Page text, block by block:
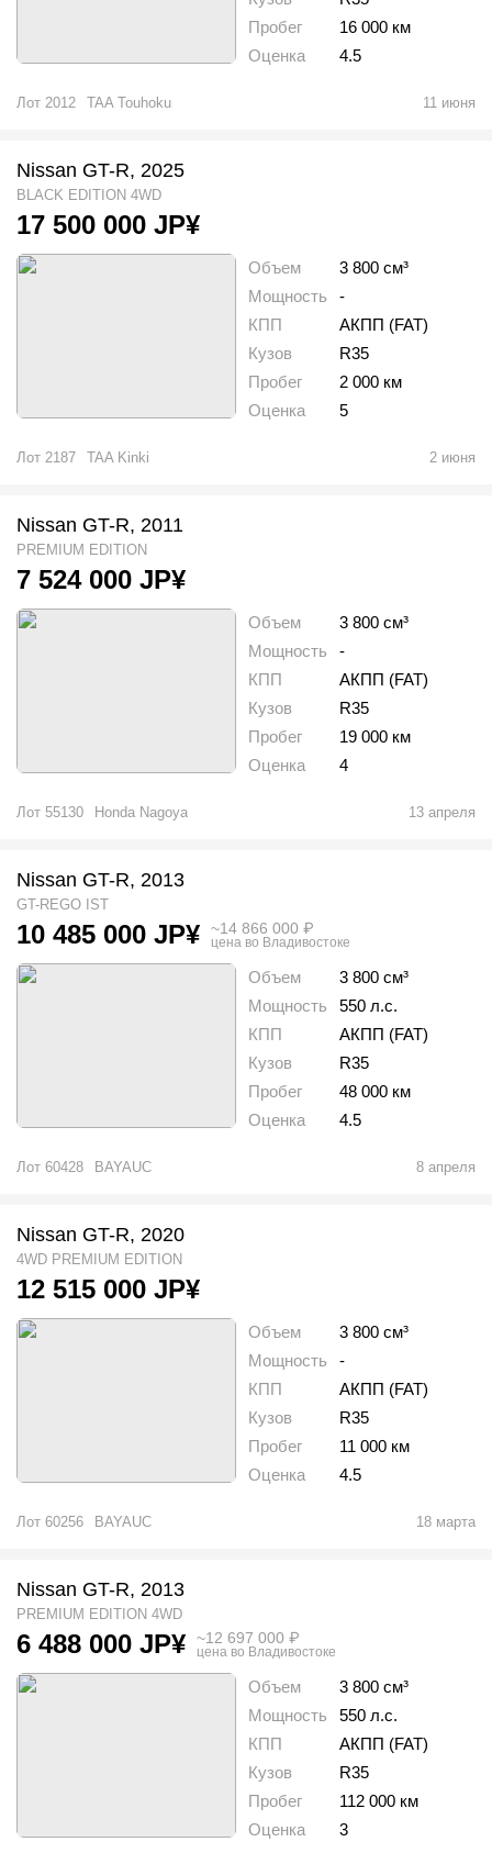
Пробег
16 000 км
Оценка
4.5
Лот 2012 TAA Touhoku 11 июня
Nissan GT-R, 2025
BLACK EDITION 4WD
17 500 000 JP¥
Объем
3 800 см³
Мощность
-
КПП
АКПП (FAT)
Кузов
R35
Пробег
2 000 км
Оценка
5
Лот 2187 TAA Kinki 2 июня
Nissan GT-R, 2011
PREMIUM EDITION
7 524 000 JP¥
Объем
3 800 см³
Мощность
-
КПП
АКПП (FAT)
Кузов
R35
Пробег
19 000 км
Оценка
4
Лот 55130 Honda Nagoya 13 апреля
Nissan GT-R, 2013
GT-REGO IST
10 485 000 JP¥ ~14 866 000 ₽
цена во Владивостоке
Объем
3 800 см³
Мощность
550 л.с.
КПП
АКПП (FAT)
Кузов
R35
Пробег
48 000 км
Оценка
4.5
Лот 60428 BAYAUC 8 апреля
Nissan GT-R, 2020
4WD PREMIUM EDITION
12 515 000 JP¥
Объем
3 800 см³
Мощность
-
КПП
АКПП (FAT)
Кузов
R35
Пробег
11 000 км
Оценка
4.5
Лот 60256 BAYAUC 18 марта
Nissan GT-R, 2013
PREMIUM EDITION 4WD
6 488 000 JP¥ ~12 697 000 ₽
цена во Владивостоке
Объем
3 800 см³
Мощность
550 л.с.
КПП
АКПП (FAT)
Кузов
R35
Пробег
112 000 км
Оценка
3